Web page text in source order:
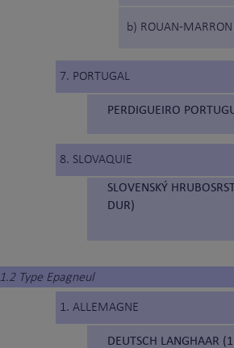
b) ROUAN-MARRON
7. PORTUGAL
PERDIGUEIRO
8. SLOVAQUIE
SLOVENSKÝ
DUR)
1.2 Type Epagneul
1. ALLEMAGNE
DEUTSCH LANGHAAR